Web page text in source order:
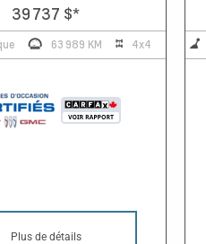
39 737 $*
63 989 KM 4x4
Plus de détails